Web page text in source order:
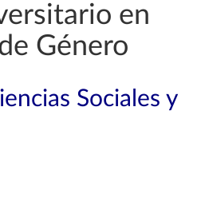
en
Género
Sociales y